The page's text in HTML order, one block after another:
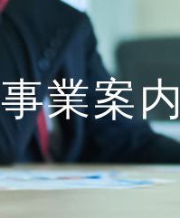
事業案内